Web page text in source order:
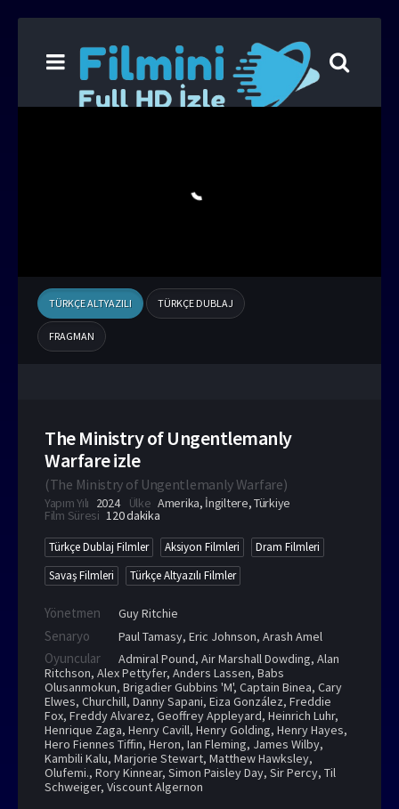
TÜRKÇE ALTYAZILI TÜRKÇE DUBLAJ
FRAGMAN
The Ministry of Ungentlemanly
Warfare izle
(The Ministry of Ungentlemanly Warfare)
Yapım Yılı 2024 Ülke Amerika, İngiltere,Türkiye
Film Süresi 120 dakika
Türkçe Dublaj Filmler Aksiyon Filmleri
Dram Filmleri
Savaş Filmleri
Türkçe Altyazılı Filmler
Yönetmen Guy Ritchie
Senaryo Paul Tamasy, Eric Johnson, Arash Amel
Oyuncular Admiral Pound, Air Marshall Dowding, Alan
Ritchson, Alex Pettyfer, Anders Lassen, Babs
Olusanmokun, Brigadier Gubbins 'M', Captain Binea, Cary
Elwes, Churchill, Danny Sapani, Eiza González, Freddie
Fox, Freddy Alvarez, Geoffrey Appleyard, Heinrich Luhr,
Henrique Zaga, Henry Cavill, Henry Golding, Henry Hayes,
Hero Fiennes Tiffin, Heron, Ian Fleming, James Wilby,
Kambili Kalu, Marjorie Stewart, Matthew Hawksley,
Olufemi., Rory Kinnear, Simon Paisley Day, Sir Percy, Til
Schweiger, Viscount Algernon